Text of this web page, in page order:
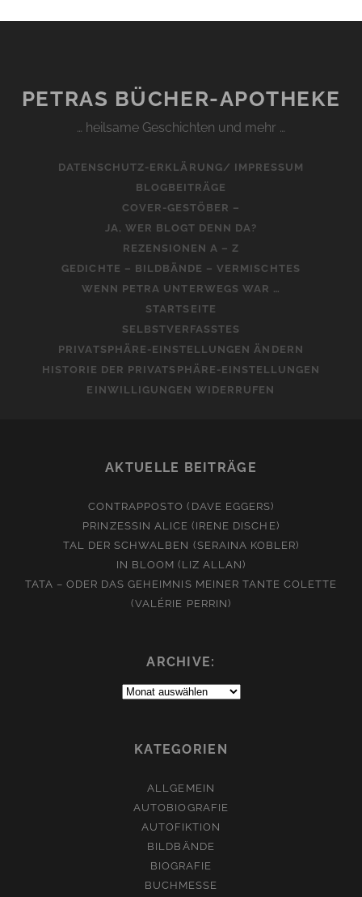
PETRAS BÜCHER-APOTHEKE
… heilsame Geschichten und mehr …
DATENSCHUTZ-ERKLÄRUNG/ IMPRESSUM
BLOGBEITRÄGE
COVER-GESTÖBER –
JA, WER BLOGT DENN DA?
REZENSIONEN A – Z
GEDICHTE – BILDBÄNDE – VERMISCHTES
WENN PETRA UNTERWEGS WAR …
STARTSEITE
SELBSTVERFASSTES
PRIVATSPHÄRE-EINSTELLUNGEN ÄNDERN
HISTORIE DER PRIVATSPHÄRE-EINSTELLUNGEN
EINWILLIGUNGEN WIDERRUFEN
AKTUELLE BEITRÄGE
CONTRAPPOSTO (DAVE EGGERS)
PRINZESSIN ALICE (IRENE DISCHE)
TAL DER SCHWALBEN (SERAINA KOBLER)
IN BLOOM (LIZ ALLAN)
TATA – ODER DAS GEHEIMNIS MEINER TANTE COLETTE
(VALÉRIE PERRIN)
ARCHIVE:
Archive:
KATEGORIEN
ALLGEMEIN
AUTOBIOGRAFIE
AUTOFIKTION
BILDBÄNDE
BIOGRAFIE
BUCHMESSE